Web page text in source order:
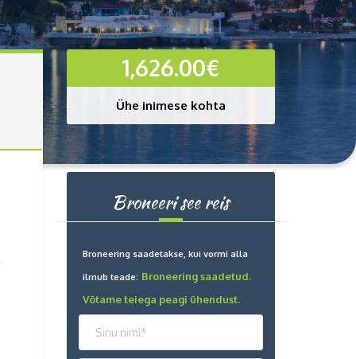
1,626.00€
Ühe inimese kohta
Broneeri see reis
Broneering saadetakse, kui vormi alla
ilmub teade: Broneering saadetud.
Võtame teiega peagi ühendust.